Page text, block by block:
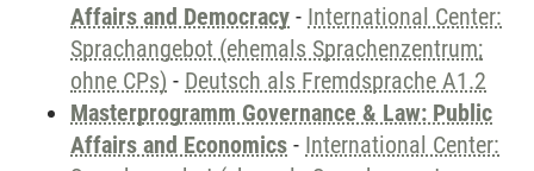
Affairs and Democracy - International Center:
Sprachangebot (ehemals Sprachenzentrum;
ohne CPs) - Deutsch als Fremdsprache A1.2
Masterprogramm Governance & Law: Public
Affairs and Economics - International Center: